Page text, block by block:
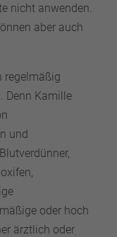
nicht anwenden.
aber auch
regelmäßig
Denn Kamille
und
oder hoch
ärztlich oder